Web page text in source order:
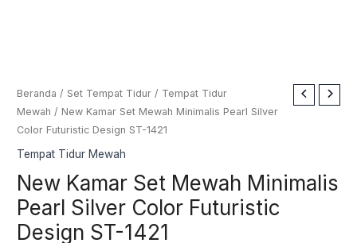
Beranda / Set Tempat Tidur / Tempat Tidur
Mewah / New Kamar Set Mewah Minimalis Pearl Silver
Color Futuristic Design ST-1421
Tempat Tidur Mewah
New Kamar Set Mewah Minimalis
Pearl Silver Color Futuristic
Design ST-1421
Harga
aslinya
Rp32.000.000.adalah:
Kuantitas
New
Kamar
Set
Mewah
Minimalis
Pearl
Silver